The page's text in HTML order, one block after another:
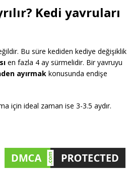
Kedi yavruları
Bu süre kediden kediye değişiklik
en fazla 4 ay sürmelidir. Bir yavruyu
ayırmak konusunda endişe
için ideal zaman ise 3-3.5 aydır.